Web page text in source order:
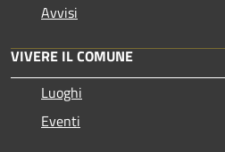
Avvisi
VIVERE IL COMUNE
Luoghi
Eventi